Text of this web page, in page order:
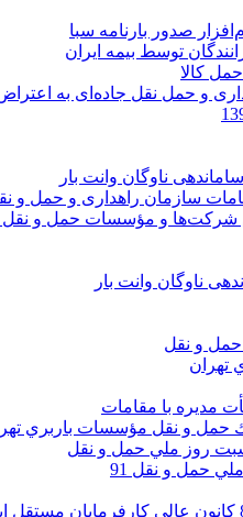
صدور بارنامه سبا
توسط بيمه ايران
و حمل نقل جاده‌ای به اعتراض‌
ناوگان وانت بار
سازمان راهداری و حمل و
و مؤسسات حمل و
ناوگان وانت بار
و نقل
تهران
مدیره با مقامات
و نقل مؤسسات باربري
روز ملي حمل و نقل
حمل و نقل 91